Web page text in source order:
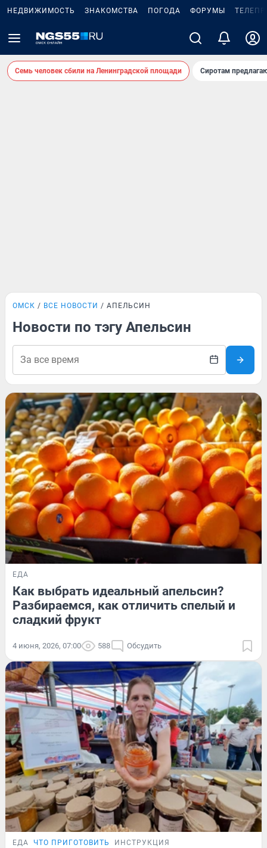
НЕДВИЖИМОСТЬ ЗНАКОМСТВА ПОГОДА ФОРУМЫ
Семь человек сбили на Ленинградской площади Сиротам
ОМСК ВСЕ НОВОСТИ АПЕЛЬСИН
Новости по тэгу Апельсин
ЕДА
Как выбрать идеальный апельсин?
Разбираемся, как отличить спелый и
сладкий фрукт
4 июня, 2026, 07:00 588 Обсудить
ЕДА ЧТО ПРИГОТОВИТЬ ИНСТРУКЦИЯ